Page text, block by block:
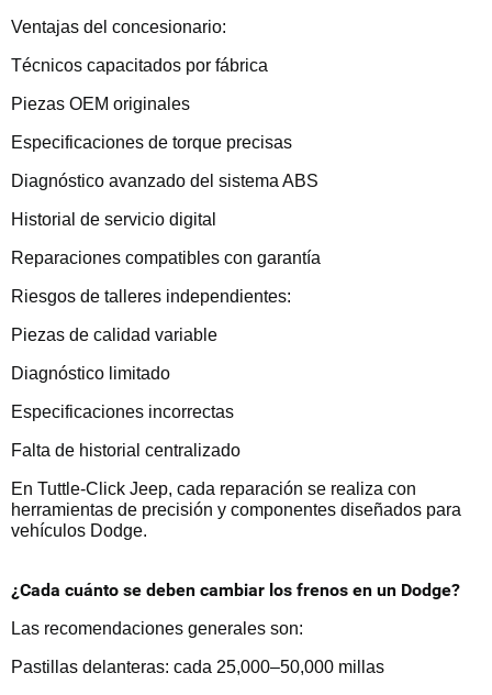
Ventajas del concesionario:
Técnicos capacitados por fábrica
Piezas OEM originales
Especificaciones de torque precisas
Diagnóstico avanzado del sistema ABS
Historial de servicio digital
Reparaciones compatibles con garantía
Riesgos de talleres independientes:
Piezas de calidad variable
Diagnóstico limitado
Especificaciones incorrectas
Falta de historial centralizado
En Tuttle-Click Jeep, cada reparación se realiza con
herramientas de precisión y componentes diseñados para
vehículos Dodge.
¿Cada cuánto se deben cambiar los frenos en un Dodge?
Las recomendaciones generales son:
Pastillas delanteras: cada 25,000–50,000 millas